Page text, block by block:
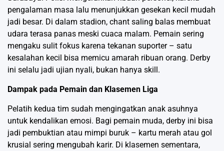
pengalaman masa lalu menunjukkan gesekan kecil mudah
jadi besar. Di dalam stadion, chant saling balas membuat
udara terasa panas meski cuaca malam. Pemain sering
mengaku sulit fokus karena tekanan suporter – satu
kesalahan kecil bisa memicu amarah ribuan orang. Derby
ini selalu jadi ujian nyali, bukan hanya skill.
Dampak pada Pemain dan Klasemen Liga
Pelatih kedua tim sudah mengingatkan anak asuhnya
untuk kendalikan emosi. Bagi pemain muda, derby ini bisa
jadi pembuktian atau mimpi buruk – kartu merah atau gol
krusial sering mengubah karir. Di klasemen sementara,